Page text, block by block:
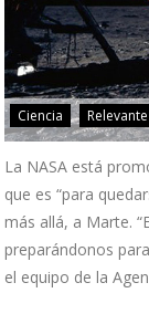
Ciencia Relevante
La NASA está
que es “para
más allá, a Marte.
preparándonos
el equipo de la